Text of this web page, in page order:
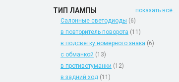
показать всё...
ТИП ЛАМПЫ
Салонные светодиоды (6)
в повторитель поворота (11)
в подсветку номерного знака (6)
с обманкой (13)
в противотуманки (12)
в задний ход (11)